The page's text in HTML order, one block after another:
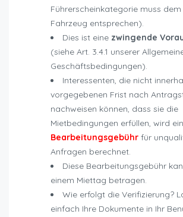
Führerscheinkategorie muss
Fahrzeug entsprechen).
Dies ist eine zwingende
(siehe Art. 3.4.1 unserer
Geschäftsbedingungen).
Interessenten, die nicht
vorgegebenen Frist nach
nachweisen können, dass sie die
Mietbedingungen erfüllen, wird
Bearbeitungsgebühr für
Anfragen berechnet.
Diese Bearbeitungsgebühr
einem Miettag betragen.
Wie erfolgt die Verifizierung?
einfach Ihre Dokumente in Ihr